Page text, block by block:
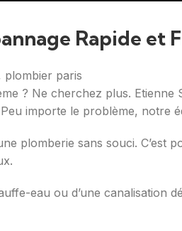
Rapide et
? Ne cherchez plus.
importe le problème, notre
plomberie sans souci.
eau ou d’une